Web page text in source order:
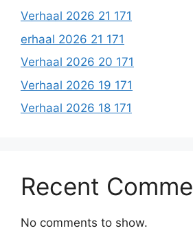
Verhaal 2026 21 171
erhaal 2026 21 171
Verhaal 2026 20 171
Verhaal 2026 19 171
Verhaal 2026 18 171
Recent
No comments to show.